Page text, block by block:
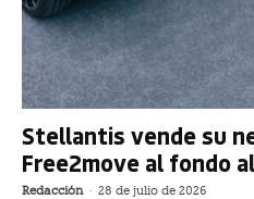
Stellantis vende su
Free2move al fondo
Redacción - 28 de julio de 2026